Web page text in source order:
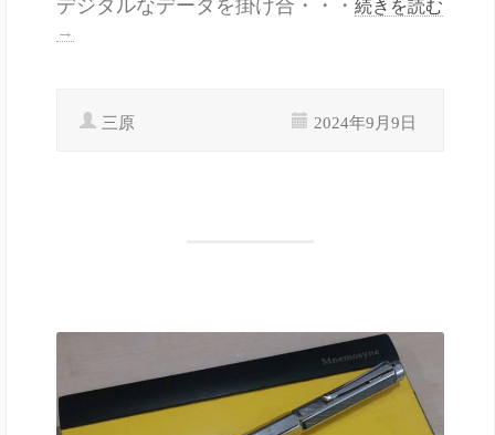
デジタルなデータを掛け合・・・ 続きを読む
→
三原 2024年9月9日